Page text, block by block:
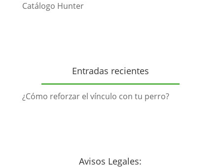
Catálogo Hunter
Entradas recientes
¿Cómo reforzar el vínculo con tu perro?
Avisos Legales: